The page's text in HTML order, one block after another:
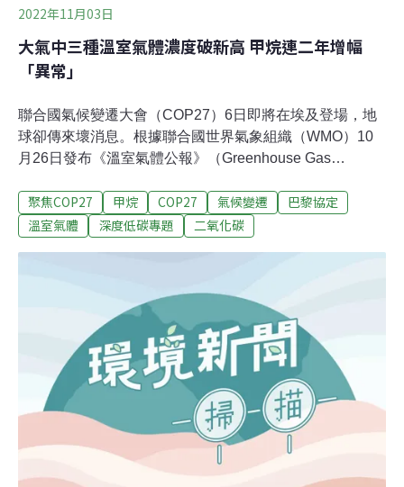
2022年11月03日
大氣中三種溫室氣體濃度破新高 甲烷連二年增幅
「異常」
聯合國氣候變遷大會（COP27）6日即將在埃及登場，地
球卻傳來壞消息。根據聯合國世界氣象組織（WMO）10
月26日發布《溫室氣體公報》（Greenhouse Gas
這三種主要溫室氣體的濃度都創下新高，甲烷更是連兩年
創下最大增幅。《溫室氣體公報》發布隔日，聯合國環境
聚焦COP27 甲烷 COP27 氣候變遷
巴黎協定
溫室氣體
深度低碳專題 二氧化碳